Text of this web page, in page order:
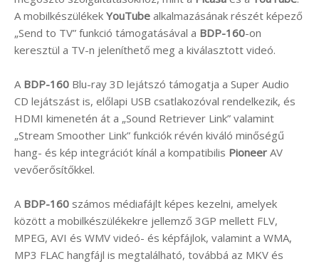
A mobilkészülékek YouTube alkalmazásának részét képező
„Send to TV” funkció támogatásával a BDP-160-on
keresztül a TV-n jeleníthető meg a kiválasztott videó.
A BDP-160 Blu-ray 3D lejátszó támogatja a Super Audio
CD lejátszást is, előlapi USB csatlakozóval rendelkezik, és
HDMI kimenetén át a „Sound Retriever Link” valamint
„Stream Smoother Link” funkciók révén kiváló minőségű
hang- és kép integrációt kínál a kompatibilis Pioneer AV
vevőerősítőkkel.
A BDP-160 számos médiafájlt képes kezelni, amelyek
között a mobilkészülékekre jellemző 3GP mellett FLV,
MPEG, AVI és WMV videó- és képfájlok, valamint a WMA,
MP3 FLAC hangfájl is megtalálható, továbbá az MKV és